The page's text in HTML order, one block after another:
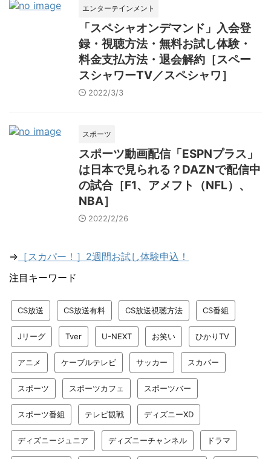
エンターテインメント
「スペシャオンデマンド」入会登
録・視聴方法・無料お試し体験・
料金支払方法・退会解約［スペー
スシャワーTV／スペシャワ］
2022/3/3
スポーツ
スポーツ動画配信「ESPNプラス」
は日本で見られる？DAZNで配信中
の試合［F1、アメフト（NFL）、
NBA］
2022/2/26
⇒ ［スカパー！］2週間お試し体験申込！
注目キーワード
CS放送 CS放送有料 CS放送視聴方法 CS番組
Jリーグ Tver U-NEXT お笑い ひかりTV
アニメ ケーブルテレビ サッカー スカパー
スポーツ スポーツカフェ スポーツバー
スポーツ番組 テレビ観戦 ディズニーXD
ディズニージュニア ディズニーチャンネル ドラマ